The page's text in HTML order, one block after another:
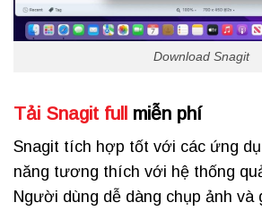
Download Snagit
Tải Snagit full miễn phí
Snagit tích hợp tốt với các ứng
năng tương thích với hệ thống
Người dùng dễ dàng chụp ảnh và